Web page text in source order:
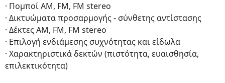
· Πομποί ΑΜ, FM, FM stereo
· Δικτυώματα προσαρμογής - σύνθετης αντίστασης
· Δέκτες ΑΜ, FM, FM stereo
· Επιλογή ενδιάμεσης συχνότητας και είδωλα
· Χαρακτηριστικά δεκτών (πιστότητα, ευαισθησία,
επιλεκτικότητα)